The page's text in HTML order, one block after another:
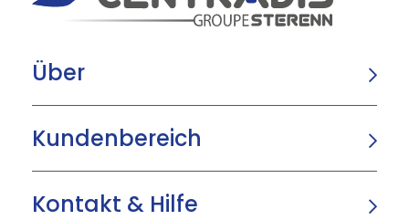
Über
Kundenbereich
Kontakt & Hilfe